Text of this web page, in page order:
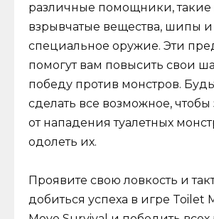
различные помощники, такие
взрывчатые вещества, шипы и
специальное оружие. Эти
помогут вам повысить свои
победу против монстров.
сделать все возможное, чтобы
от нападения туалетных
одолеть их.
Проявите свою ловкость и
добиться успеха в игре Toilet